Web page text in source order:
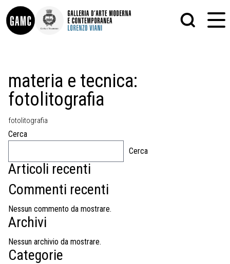
CONTATTI
DIDATTICA
SHOP
LE COLLEZIONI
GLI AUTORI
MOSTRE
EVENTI
PALAZZO DELLE MUSE
GRAFICA
PITTURA
materia e tecnica:
fotolitografia
fotolitografia
Cerca
Cerca
Articoli recenti
Commenti recenti
Nessun commento da mostrare.
Archivi
Nessun archivio da mostrare.
Categorie